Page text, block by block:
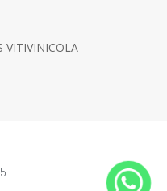
VITIVINICOLA